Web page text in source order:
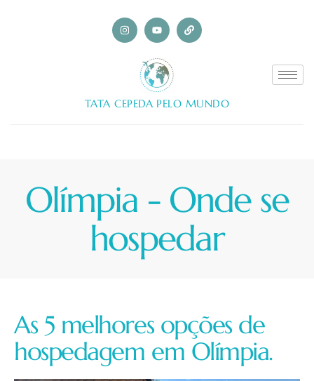
TATA CEPEDA PELO MUNDO
Olímpia - Onde se
hospedar
As 5 melhores opções de
hospedagem em Olímpia.